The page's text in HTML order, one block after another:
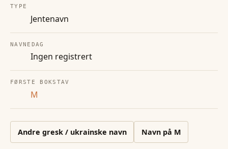
TYPE
Jentenavn
NAVNEDAG
Ingen registrert
FØRSTE BOKSTAV
M
Andre gresk / ukrainske navn Navn på M